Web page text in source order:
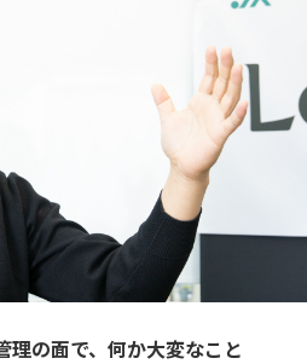
の面で、何か大変なこと